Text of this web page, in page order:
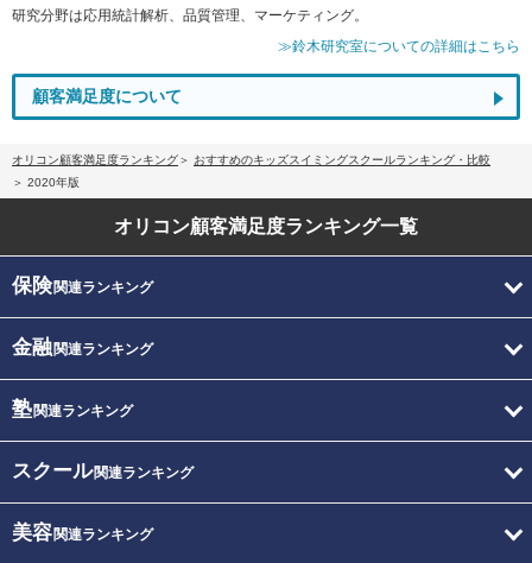
研究分野は応用統計解析、品質管理、マーケティング。
≫鈴木研究室についての詳細はこちら
顧客満足度について
オリコン顧客満足度ランキング
おすすめのキッズスイミングスクールランキング・比較
2020年版
オリコン顧客満足度ランキング一覧
保険関連ランキング
金融関連ランキング
塾関連ランキング
スクール関連ランキング
美容関連ランキング